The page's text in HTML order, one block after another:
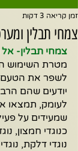
צמחי תבלין
זמן קריאה 3 דקות
צמחי תבלין-
מטרת השימוש
לשפר את הטעם
יודעים שהם
לעומק, תמצאו
שמעידים על
כנוגדי חמצון,
נוגדי דלקת,